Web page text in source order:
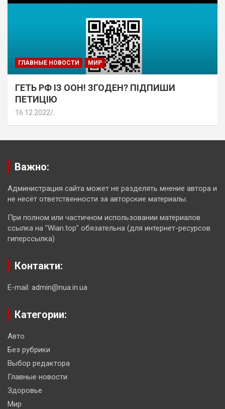
ГЛАВНЫЕ НОВОСТИ МИР
ГЕТЬ РФ ІЗ ООН! ЗГОДЕН? ПІДПИШИ
ПЕТИЦІЮ
16.12.2022
Важно:
Администрация сайта может не разделять мнение автора и
не несёт ответственности за авторские материалы.
При полном или частичном использовании материалов
ссылка на "Wian.top" обязательна (для интернет-ресурсов
гиперссылка)
Контакти:
E-mail: admin@nua.in.ua
Категории:
Авто
Без рубрики
Выбор редактора
Главные новости
Здоровье
Мир